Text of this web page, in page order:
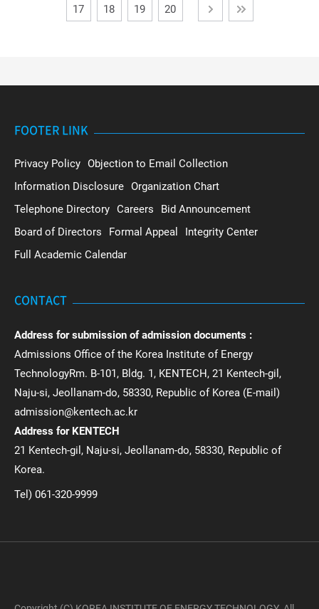
17
18 19 20
FOOTER LINK
Privacy Policy Objection to Email Collection
Information Disclosure Organization Chart
Telephone Directory Careers
Bid Announcement
Board of Directors
Formal Appeal
Integrity Center
Full Academic Calendar
CONTACT
Address for submission of admission documents :
Admissions Office of the Korea Institute of Energy
TechnologyRm. B-101, Bldg. 1, KENTECH, 21 Kentech-gil,
Naju-si, Jeollanam-do, 58330, Republic of Korea (E-mail)
admission@kentech.ac.kr
Address for KENTECH
21 Kentech-gil, Naju-si, Jeollanam-do, 58330, Republic of
Korea.
Tel) 061-320-9999